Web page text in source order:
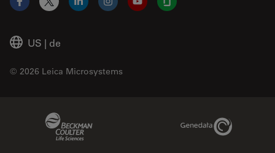
US | de
© 2026 Leica Microsystems
Facebook
X LinkedInInstagramYouTubeGlassdoor
Genedata Link